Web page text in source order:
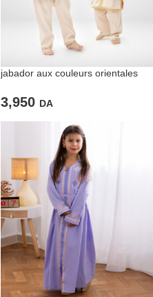
jabador aux couleurs orientales
3,950 DA